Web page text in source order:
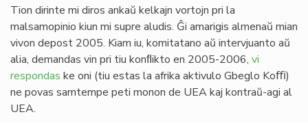
Tion dirinte mi diros ankaŭ kelkajn vortojn pri la
malsamopinio kiun mi supre aludis. Ĝi amarigis almenaŭ mian
vivon depost 2005. Kiam iu, komitatano aŭ intervjuanto aŭ
alia, demandas vin pri tiu konﬂikto en 2005-2006, vi
respondas ke oni (tiu estas la afrika aktivulo Gbeglo Koﬃ)
ne povas samtempe peti monon de UEA kaj kontraŭ-agi al
UEA.